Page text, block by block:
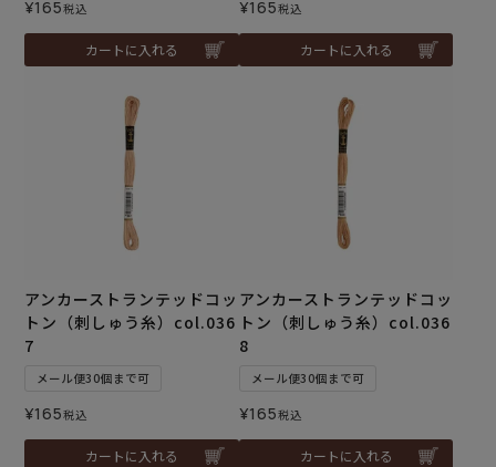
¥165税込
カートに入れる
¥165税込
カートに入れる
アンカーストランテッドコッ
トン（刺しゅう糸）col.036
7
メール便30個まで可
¥165税込
カートに入れる
アンカーストランテッドコッ
トン（刺しゅう糸）col.036
8
メール便30個まで可
¥165税込
カートに入れる